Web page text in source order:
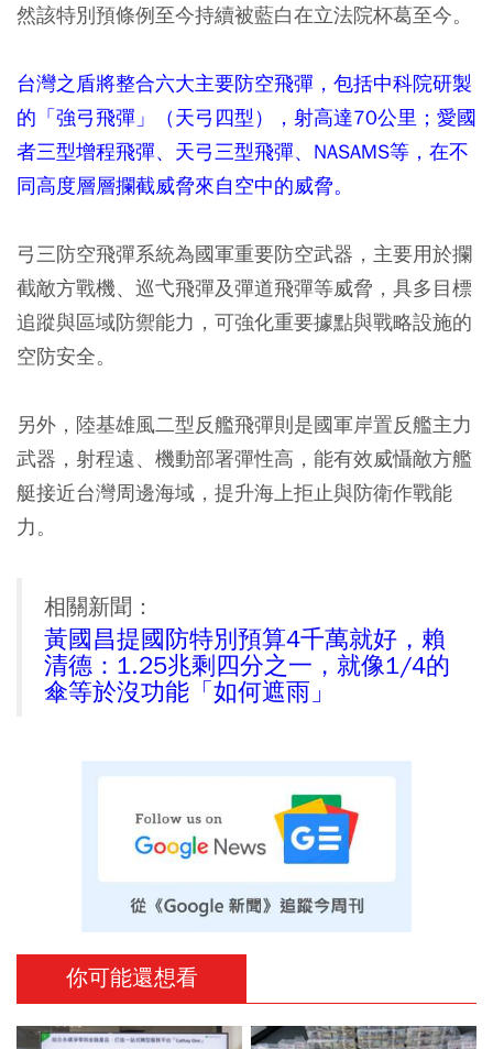
然該特別預條例至今持續被藍白在立法院杯葛至今。
台灣之盾將整合六大主要防空飛彈，包括中科院研製
的「強弓飛彈」（天弓四型），射高達70公里；愛國
者三型增程飛彈、天弓三型飛彈、NASAMS等，在不
同高度層層攔截威脅來自空中的威脅。
弓三防空飛彈系統為國軍重要防空武器，主要用於攔
截敵方戰機、巡弋飛彈及彈道飛彈等威脅，具多目標
追蹤與區域防禦能力，可強化重要據點與戰略設施的
空防安全。
另外，陸基雄風二型反艦飛彈則是國軍岸置反艦主力
武器，射程遠、機動部署彈性高，能有效威懾敵方艦
艇接近台灣周邊海域，提升海上拒止與防衛作戰能
力。
相關新聞：
黃國昌提國防特別預算4千萬就好，賴
清德：1.25兆剩四分之一，就像1/4的
傘等於沒功能「如何遮雨」
你可能還想看